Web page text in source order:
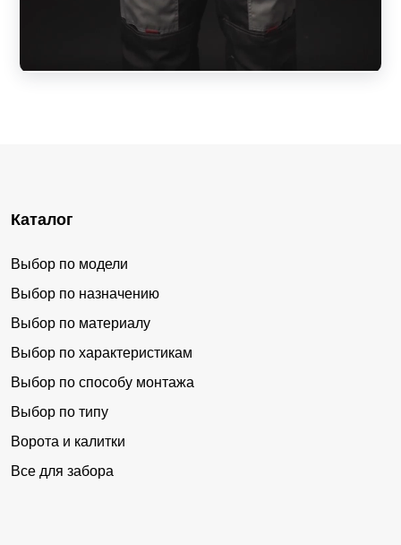
Каталог
Выбор по модели
Выбор по назначению
Выбор по материалу
Выбор по характеристикам
Выбор по способу монтажа
Выбор по типу
Ворота и калитки
Все для забора